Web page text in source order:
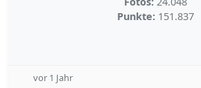
Punkte: 151.837
vor 1 Jahr